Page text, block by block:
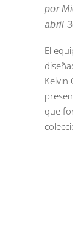
por
abril
El
Kelvin
que